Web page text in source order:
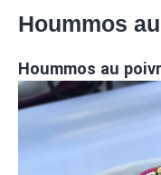
Hoummos
Hoummos au